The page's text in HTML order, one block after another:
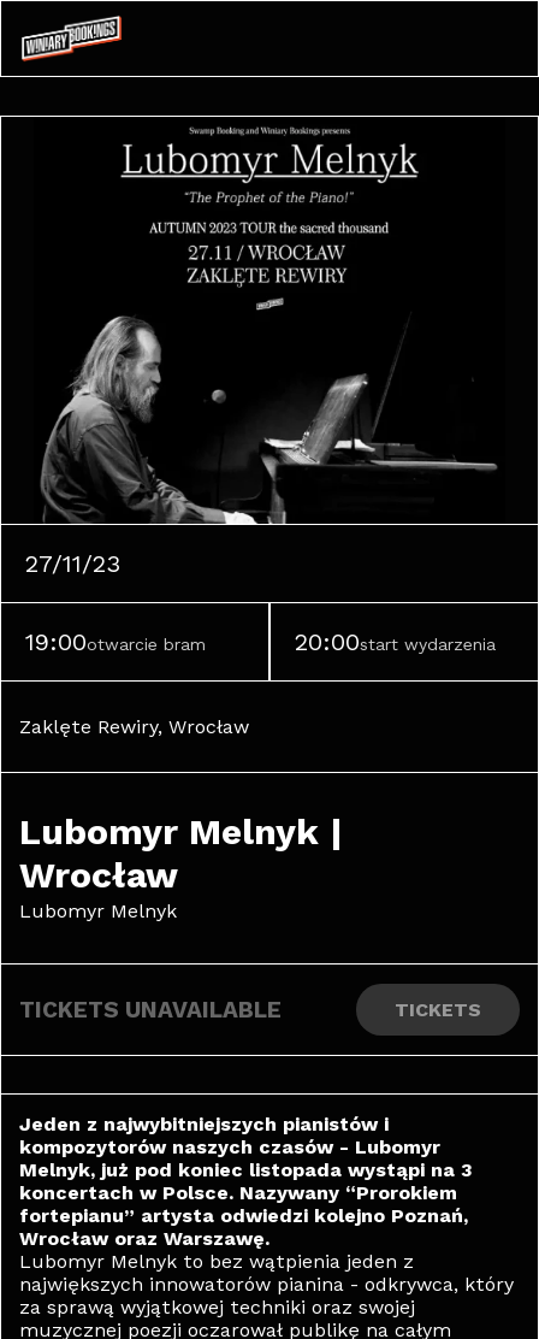
27/11/23
19:00otwarcie bram 20:00start wydarzenia
Zaklęte Rewiry, Wrocław
Lubomyr Melnyk |
Wrocław
Lubomyr Melnyk
TICKETS UNAVAILABLE TICKETS
Jeden z najwybitniejszych pianistów i
kompozytorów naszych czasów - Lubomyr
Melnyk, już pod koniec listopada wystąpi na 3
koncertach w Polsce. Nazywany “Prorokiem
fortepianu” artysta odwiedzi kolejno Poznań,
Wrocław oraz Warszawę.
Lubomyr Melnyk to bez wątpienia jeden z
największych innowatorów pianina - odkrywca, który
za sprawą wyjątkowej techniki oraz swojej
muzycznej poezji oczarował publikę na całym